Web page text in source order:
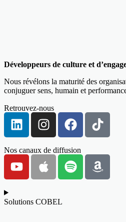
Développeurs de culture et
Nous révélons la maturité des
conjuguer sens, humain et
Retrouvez-nous
Nos canaux de diffusion
Solutions COBEL